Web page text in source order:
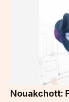
Nouakchott: